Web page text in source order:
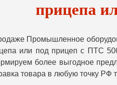
прицепа
Промышленное
или под прицеп с ПТС
более выгодное
товара в любую точку РФ